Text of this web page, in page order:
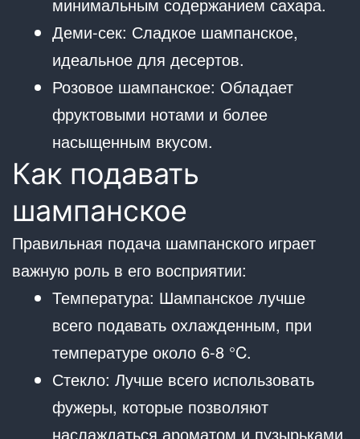
Деми-сек: Сладкое шампанское,
идеальное для десертов.
Розовое шампанское: Обладает
фруктовыми нотами и более
насыщенным вкусом.
Как подавать
шампанское
Правильная подача шампанского играет
важную роль в его восприятии:
Температура: Шампанское лучше
всего подавать охлажденным, при
температуре около 6-8 °C.
Стекло: Лучше всего использовать
фужеры, которые позволяют
наслаждаться ароматом и пузырьками.